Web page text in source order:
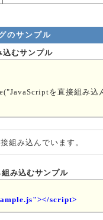
のサンプル
むサンプル
を直接組み込
組み込んでいます。
み込むサンプル
script>